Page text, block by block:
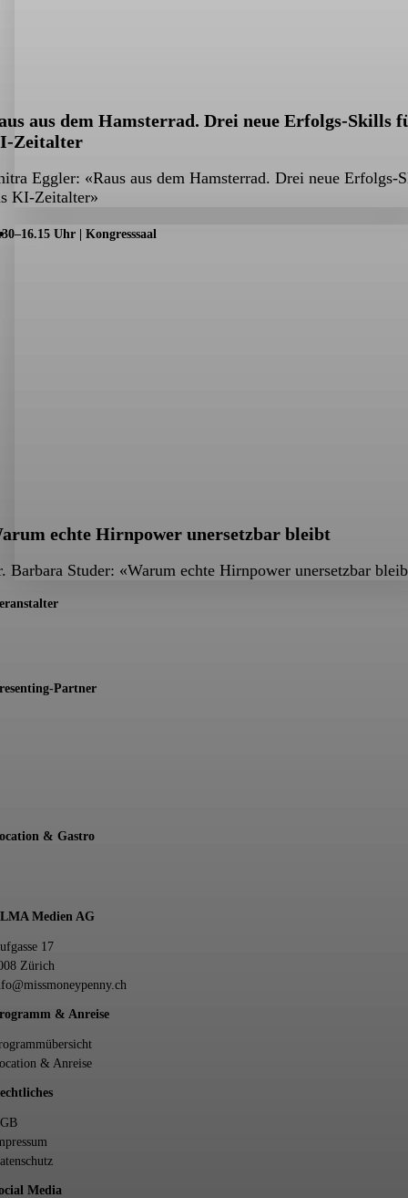
aus dem Hamsterrad. Drei neue Erfolgs-Skills
Zeitalter
Eggler: «Raus aus dem Hamsterrad. Drei neue Erfolgs-
KI-Zeitalter»
Uhr | Kongresssaal
echte Hirnpower unersetzbar bleibt
Barbara Studer: «Warum echte Hirnpower unersetzbar
Partner
& Gastro
Medien AG
17
Zürich
& Anreise
& Anreise
Media